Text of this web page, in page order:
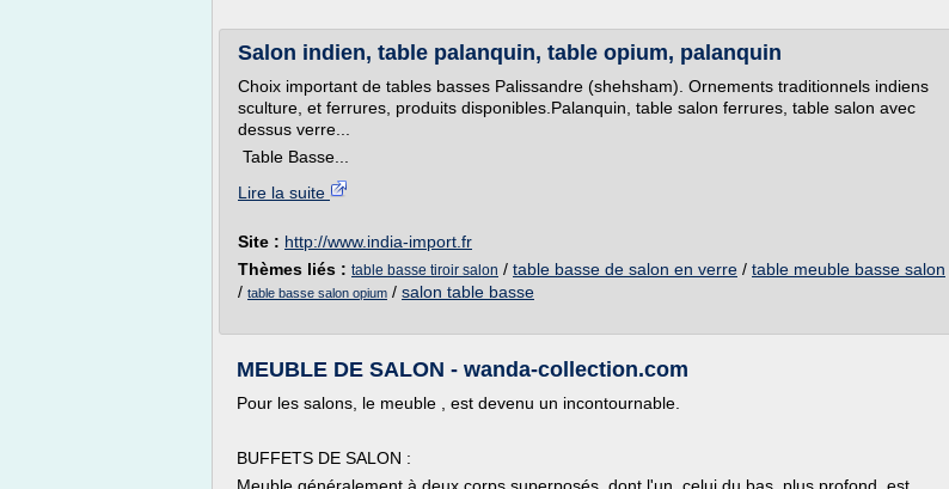
Salon indien, table palanquin, table opium, palanquin
Choix important de tables basses Palissandre (shehsham). Ornements traditionnels indiens
sculture, et ferrures, produits disponibles.Palanquin, table salon ferrures, table salon avec
dessus verre...
Table Basse...
Lire la suite
Site : http://www.india-import.fr
Thèmes liés : table basse tiroir salon / table basse de salon en verre / table meuble basse salon
/ table basse salon opium / salon table basse
MEUBLE DE SALON - wanda-collection.com
Pour les salons, le meuble , est devenu un incontournable.
BUFFETS DE SALON :